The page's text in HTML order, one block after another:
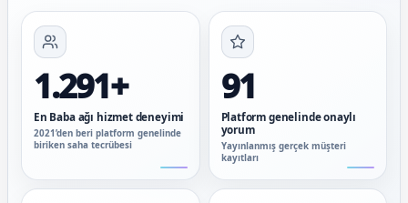
1.291+
En Baba ağı hizmet deneyimi
2021’den beri platform genelinde
biriken saha tecrübesi
91
Platform genelinde onaylı
yorum
Yayınlanmış gerçek müşteri
kayıtları